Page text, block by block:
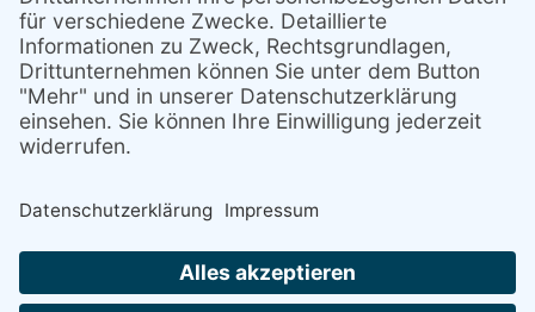
Kontakt
Anfahrt
Datenschutz Impressum